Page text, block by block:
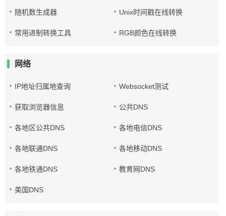
随机数生成器 Unix时间戳在线转换
常用进制转换工具 RGB颜色在线转换
网络
IP地址归属地查询 Websocket测试
获取浏览器信息 公共DNS
各地区公共DNS 各地电信DNS
各地联通DNS 各地移动DNS
各地铁通DNS 教育网DNS
美国DNS